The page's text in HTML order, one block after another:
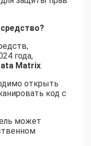
?
года,
Matrix.
открыть
код с
может